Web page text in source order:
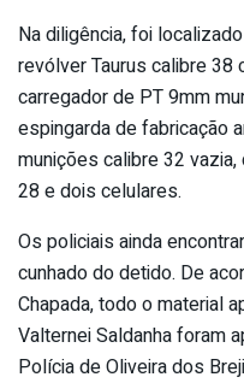
Na diligência, foi
revólver Taurus calibre 38
carregador de PT 9mm
espingarda de fabricação
munições calibre 32
28 e dois celulares.
Os policiais ainda
cunhado do detido. De
Chapada, todo o material
Valternei Saldanha foram
Polícia de Oliveira dos